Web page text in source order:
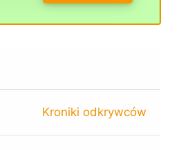
Kroniki odkrywców